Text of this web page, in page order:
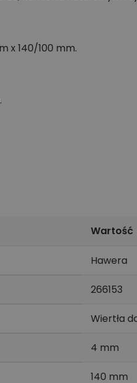
x 140/100 mm.
Wartość
Hawera
266153
Wiertła
4 mm
140 mm